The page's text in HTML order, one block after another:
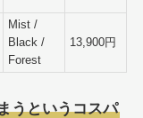
Mist /
Black /
Forest
13,900円
うというコスパ